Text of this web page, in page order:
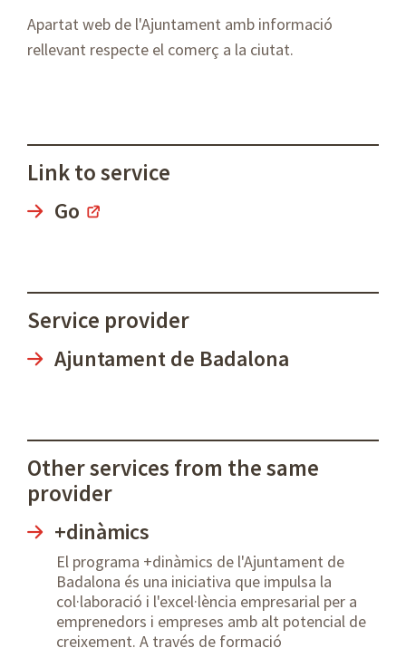
Apartat web de l'Ajuntament amb informació
rellevant respecte el comerç a la ciutat.
Link to service
Go
Service provider
Ajuntament de Badalona
Other services from the same
provider
+dinàmics
El programa +dinàmics de l'Ajuntament de
Badalona és una iniciativa que impulsa la
col·laboració i l'excel·lència empresarial per a
emprenedors i empreses amb alt potencial de
creixement. A través de formació